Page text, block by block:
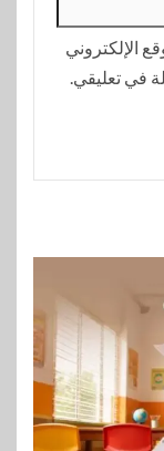
الإلكتروني
في تعليقي.